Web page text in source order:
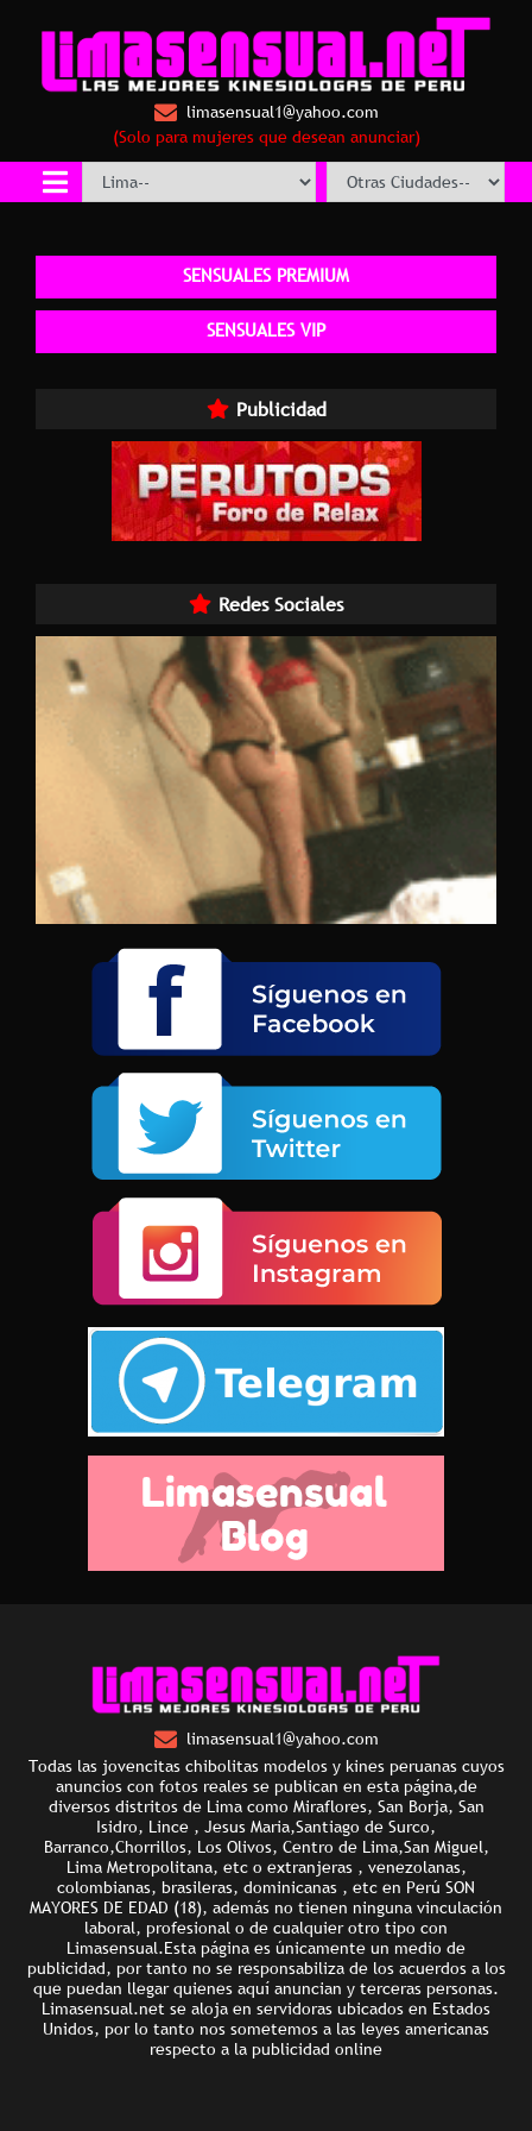
limasensual1@yahoo.com
(Solo para mujeres que desean anunciar)
Publicidad
SENSUALES PREMIUM
SENSUALES VIP
Redes Sociales
limasensual1@yahoo.com
Todas las jovencitas chibolitas modelos y kines peruanas cuyos
anuncios con fotos reales se publican en esta página,de
diversos distritos de Lima como Miraflores, San Borja, San
Isidro, Lince , Jesus Maria,Santiago de Surco,
Barranco,Chorrillos, Los Olivos, Centro de Lima,San Miguel,
Lima Metropolitana, etc o extranjeras , venezolanas,
colombianas, brasileras, dominicanas , etc en Perú SON
MAYORES DE EDAD (18), además no tienen ninguna vinculación
laboral, profesional o de cualquier otro tipo con
Limasensual.Esta página es únicamente un medio de
publicidad, por tanto no se responsabiliza de los acuerdos a los
que puedan llegar quienes aquí anuncian y terceras personas.
Limasensual.net se aloja en servidoras ubicados en Estados
Unidos, por lo tanto nos sometemos a las leyes americanas
respecto a la publicidad online